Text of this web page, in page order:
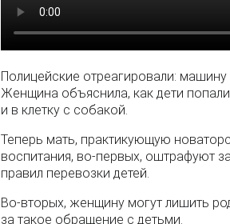
Полицейские отреагировали: машину
Женщина объяснила, как дети
и в клетку с собакой.
Теперь мать, практикующую
воспитания, во-первых, оштрафуют
правил перевозки детей.
Во-вторых, женщину могут лишить
за такое обращение с детьми.